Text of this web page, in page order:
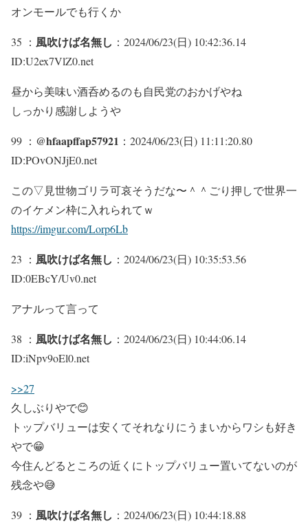
オンモールでも行くか
35 ： 風吹けば名無し ：2024/06/23(日) 10:42:36.14
ID:U2ex7VlZ0.net
昼から美味い酒呑めるのも自民党のおかげやね
しっかり感謝しようや
99 ： @hfaapffap57921 ：2024/06/23(日) 11:11:20.80
ID:POvONJjE0.net
この▽見世物ゴリラ可哀そうだな〜＾＾ごり押しで世界一
のイケメン枠に入れられてｗ
https://imgur.com/Lorp6Lb
23 ： 風吹けば名無し ：2024/06/23(日) 10:35:53.56
ID:0EBcY/Uv0.net
アナルって言って
38 ： 風吹けば名無し ：2024/06/23(日) 10:44:06.14
ID:iNpv9oEl0.net
>>27
久しぶりやで😊
トップバリューは安くてそれなりにうまいからワシも好き
やで😁
今住んどるところの近くにトップバリュー置いてないのが
残念や😅
39 ： 風吹けば名無し ：2024/06/23(日) 10:44:18.88